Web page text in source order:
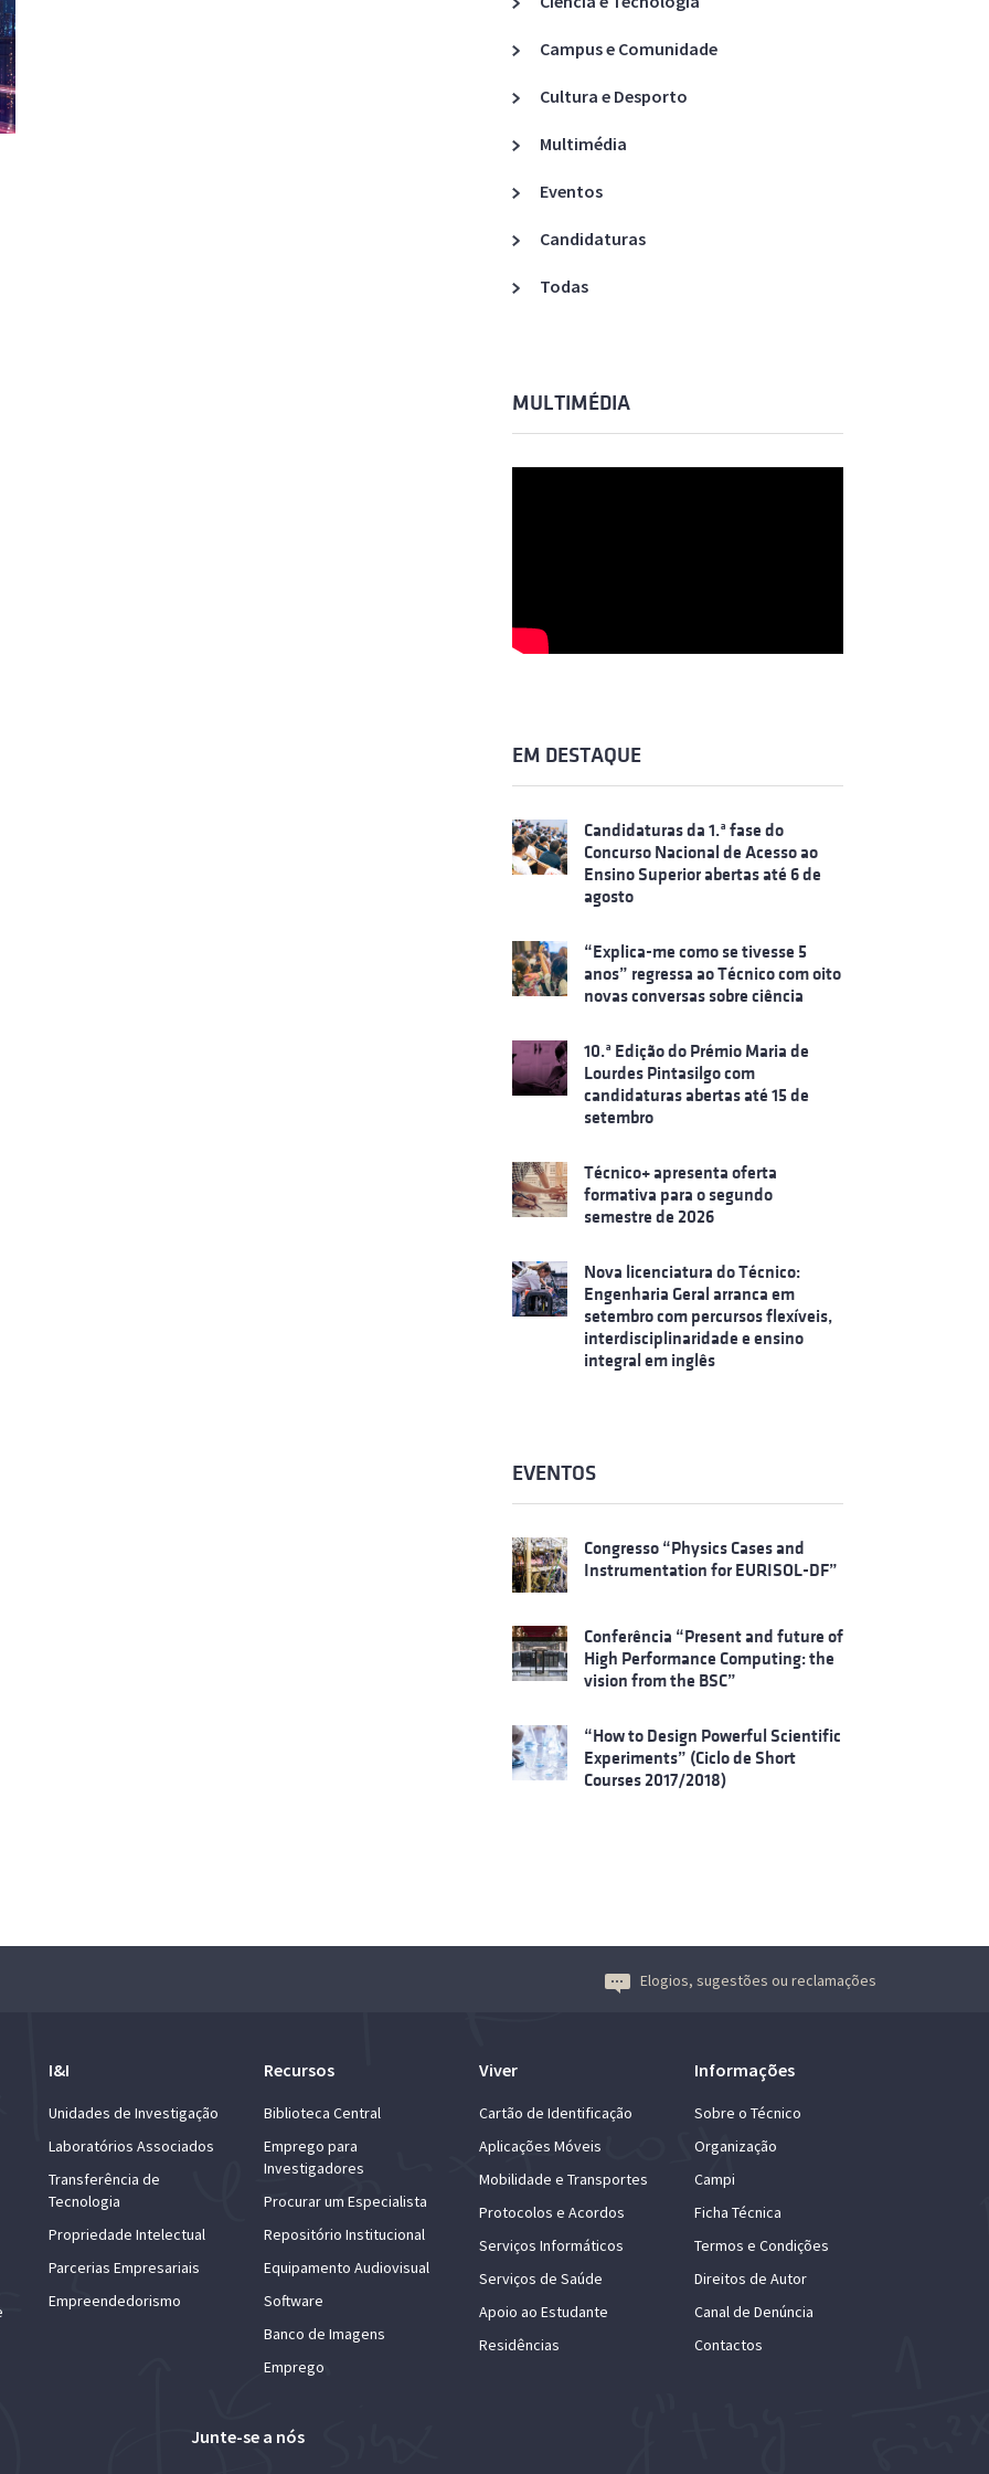
Avançada
Acreditações A3ES
Campus e Comunidade
Cultura e Desporto
Multimédia
Eventos
Candidaturas
Todas
MULTIMÉDIA
EM DESTAQUE
Candidaturas da 1.ª fase do
Concurso Nacional de Acesso ao
Ensino Superior abertas até 6 de
agosto
“Explica-me como se tivesse 5
anos” regressa ao Técnico com oito
novas conversas sobre ciência
10.ª Edição do Prémio Maria de
Lourdes Pintasilgo com
candidaturas abertas até 15 de
setembro
Técnico+ apresenta oferta
formativa para o segundo
semestre de 2026
Nova licenciatura do Técnico:
Engenharia Geral arranca em
setembro com percursos flexíveis,
interdisciplinaridade e ensino
integral em inglês
EVENTOS
Congresso “Physics Cases and
Instrumentation for EURISOL-DF”
Conferência “Present and future of
High Performance Computing: the
vision from the BSC”
“How to Design Powerful Scientific
Experiments” (Ciclo de Short
Courses 2017/2018)
Elogios, sugestões ou reclamações
I&I
Unidades de Investigação
Laboratórios Associados
Transferência de
Tecnologia
Propriedade Intelectual
Parcerias Empresariais
Empreendedorismo
Recursos
Biblioteca Central
Emprego para
Investigadores
Procurar um Especialista
Repositório Institucional
Equipamento Audiovisual
Software
Banco de Imagens
Emprego
Viver
Cartão de Identificação
Aplicações Móveis
Mobilidade e Transportes
Protocolos e Acordos
Serviços Informáticos
Serviços de Saúde
Apoio ao Estudante
Residências
Informações
Sobre o Técnico
Organização
Campi
Ficha Técnica
Termos e Condições
Direitos de Autor
Canal de Denúncia
Contactos
Junte-se a nós